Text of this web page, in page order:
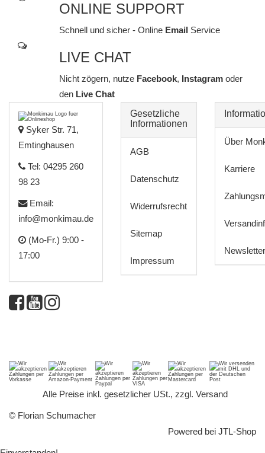
ONLINE SUPPORT
Schnell und sicher - Online Email Service
LIVE CHAT
Nicht zögern, nutze Facebook, Instagram oder
denLive Chat
Syker Str. 71,
Emtinghausen
Tel: 04295 260
98 23
Email:
info@monkimau.de
(Mo-Fr.) 9:00 -
17:00
Gesetzliche
Informationen
AGB
Datenschutz
Widerrufsrecht
Sitemap
Impressum
Über
Karriere
Newsletter
Alle Preise inkl. gesetzlicher USt., zzgl. Versand
© Florian Schumacher
Powered bei JTL-Shop